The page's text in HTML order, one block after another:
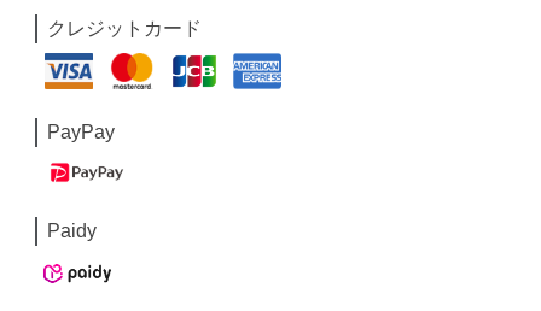
クレジットカード
PayPay
Paidy